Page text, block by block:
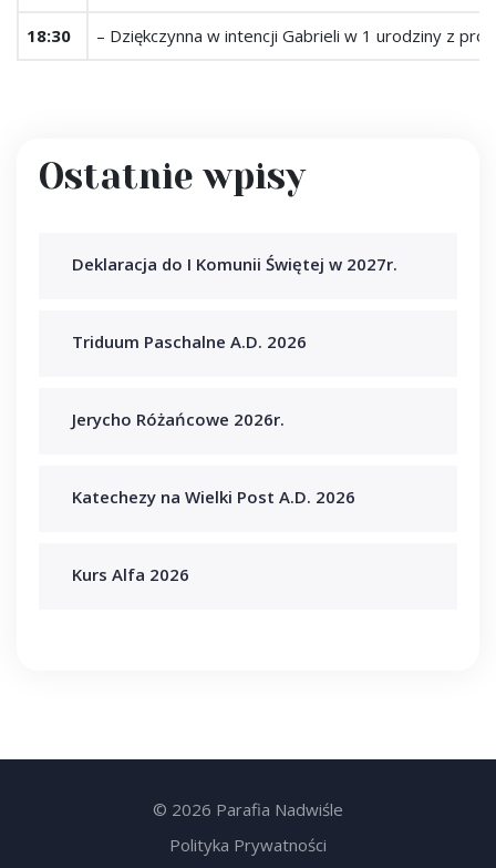
18:30 – Dziękczynna w intencji Gabrieli w 1 urodziny z
Ostatnie wpisy
Deklaracja do I Komunii Świętej w 2027r.
Triduum Paschalne A.D. 2026
Jerycho Różańcowe 2026r.
Katechezy na Wielki Post A.D. 2026
Kurs Alfa 2026
© 2026 Parafia Nadwiśle
Polityka Prywatności